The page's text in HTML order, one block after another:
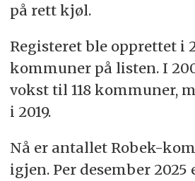
på rett kjøl.
Registeret ble opprettet i
kommuner på listen. I
vokst til 118 kommuner,
i 2019.
Nå er antallet Robek-
igjen. Per desember 2025